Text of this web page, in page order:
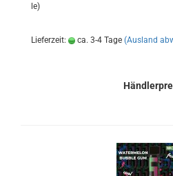
le)
Lieferzeit: ca. 3-4 Tage (Ausland